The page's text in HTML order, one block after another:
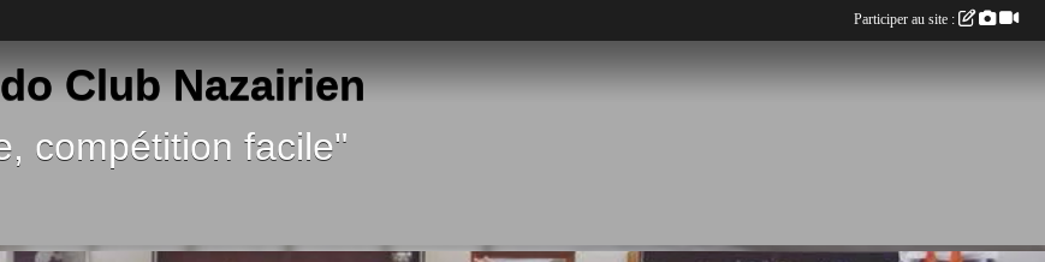
Club Nazairien
compétition facile"
Participer au site :